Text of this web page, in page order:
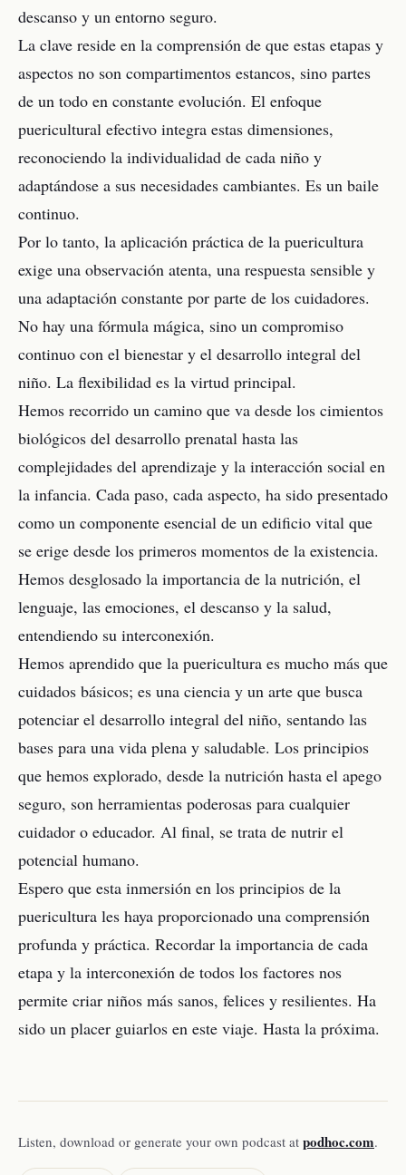
descanso y un entorno seguro.
La clave reside en la comprensión de que estas etapas y
aspectos no son compartimentos estancos, sino partes
de un todo en constante evolución. El enfoque
puericultural efectivo integra estas dimensiones,
reconociendo la individualidad de cada niño y
adaptándose a sus necesidades cambiantes. Es un baile
continuo.
Por lo tanto, la aplicación práctica de la puericultura
exige una observación atenta, una respuesta sensible y
una adaptación constante por parte de los cuidadores.
No hay una fórmula mágica, sino un compromiso
continuo con el bienestar y el desarrollo integral del
niño. La flexibilidad es la virtud principal.
Hemos recorrido un camino que va desde los cimientos
biológicos del desarrollo prenatal hasta las
complejidades del aprendizaje y la interacción social en
la infancia. Cada paso, cada aspecto, ha sido presentado
como un componente esencial de un edificio vital que
se erige desde los primeros momentos de la existencia.
Hemos desglosado la importancia de la nutrición, el
lenguaje, las emociones, el descanso y la salud,
entendiendo su interconexión.
Hemos aprendido que la puericultura es mucho más que
cuidados básicos; es una ciencia y un arte que busca
potenciar el desarrollo integral del niño, sentando las
bases para una vida plena y saludable. Los principios
que hemos explorado, desde la nutrición hasta el apego
seguro, son herramientas poderosas para cualquier
cuidador o educador. Al final, se trata de nutrir el
potencial humano.
Espero que esta inmersión en los principios de la
puericultura les haya proporcionado una comprensión
profunda y práctica. Recordar la importancia de cada
etapa y la interconexión de todos los factores nos
permite criar niños más sanos, felices y resilientes. Ha
sido un placer guiarlos en este viaje. Hasta la próxima.
Listen, download or generate your own podcast at podhoc.com.